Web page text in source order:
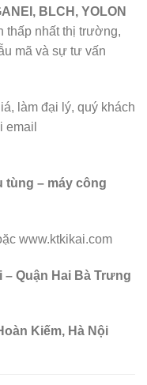
BLCH, YOLON
thấp nhất thị trường,
mã và sự tư vấn
làm đại lý, quý khách
email
tùng – máy công
www.ktkikai.com
– Quận Hai Bà Trưng
Kiếm, Hà Nội